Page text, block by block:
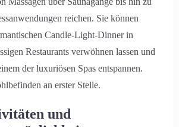
reichen. Sie können
Candle-Light-Dinner in
Restaurants verwöhnen lassen und
der luxuriösen Spas entspannen.
an erster Stelle.
und